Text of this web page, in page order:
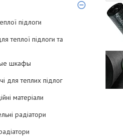
підлоги
теплої підлоги та
шкафы
для теплих підлог
матеріали
радіатори